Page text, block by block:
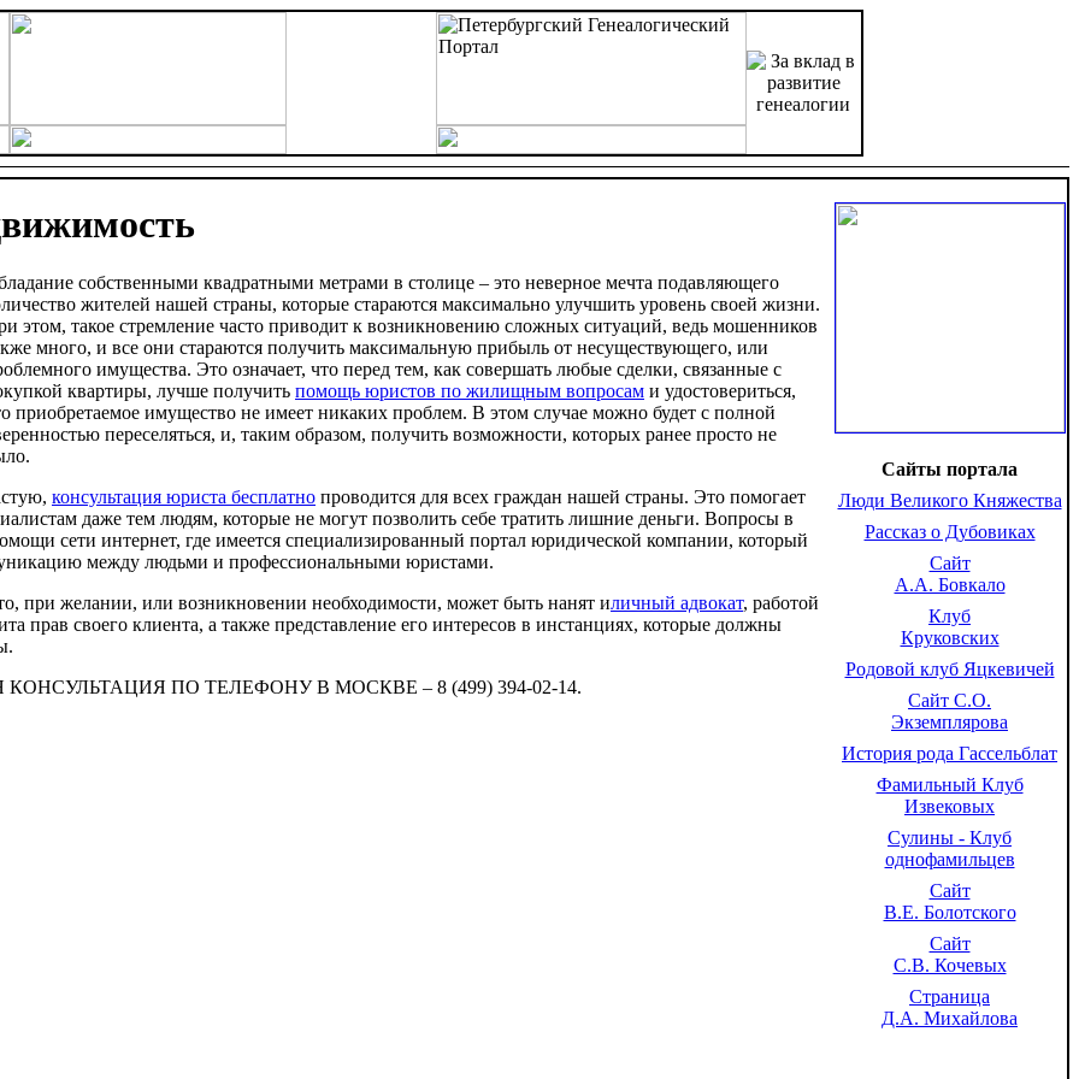
собственными квадратными метрами в столице – это неверное мечта подавляющего
жителей нашей страны, которые стараются максимально улучшить уровень своей жизни.
этом, такое стремление часто приводит к возникновению сложных ситуаций, ведь мошенников
много, и все они стараются получить максимальную прибыль от несуществующего, или
имущества. Это означает, что перед тем, как совершать любые сделки, связанные с
квартиры, лучше получить помощь юристов по жилищным вопросам и удостовериться,
приобретаемое имущество не имеет никаких проблем. В этом случае можно будет с полной
переселяться, и, таким образом, получить возможности, которых ранее просто не
консультация юриста бесплатно проводится для всех граждан нашей страны. Это помогает
даже тем людям, которые не могут позволить себе тратить лишние деньги. Вопросы в
сети интернет, где имеется специализированный портал юридической компании, который
между людьми и профессиональными юристами.
при желании, или возникновении необходимости, может быть нанят иличный адвокат, работой
прав своего клиента, а также представление его интересов в инстанциях, которые должны
ПО ТЕЛЕФОНУ В МОСКВЕ – 8 (499) 394-02-14.
Сайты портала
Люди Великого Княжества
Рассказ о Дубовиках
Сайт
А.А. Бовкало
Клуб
Круковских
Родовой клуб Яцкевичей
Сайт С.О.
Экземплярова
История рода Гассельблат
Фамильный Клуб
Извековых
Сулины - Клуб
однофамильцев
Сайт
В.Е. Болотского
Сайт
С.В. Кочевых
Страница
Д.А. Михайлова